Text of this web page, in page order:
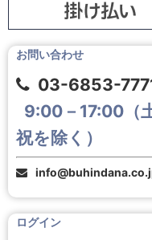
お問い合わせ
03-6853-
9:00－17:00（
祝を除く）
ログイン